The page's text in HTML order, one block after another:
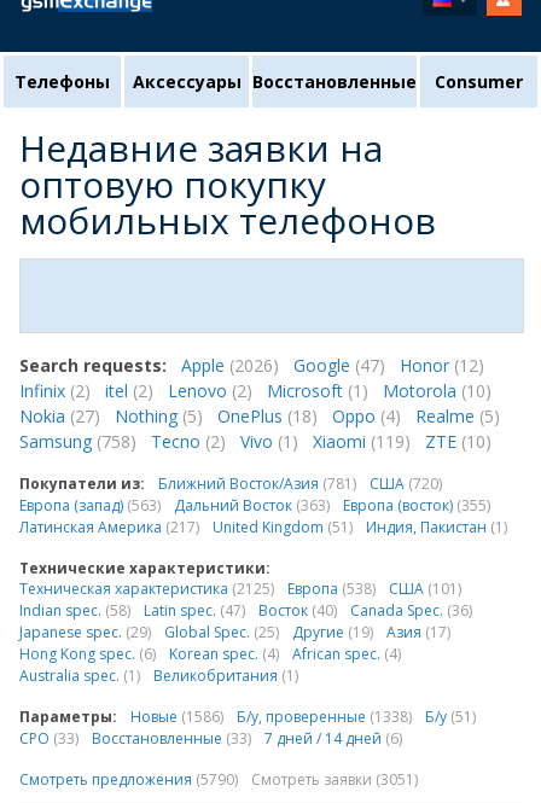
Телефоны Аксессуары Восстановленные Consumer
Недавние заявки на
оптовую покупку
мобильных телефонов
Search requests: Apple (2026) Google (47) Honor (12)
Infinix (2) itel (2) Lenovo (2) Microsoft (1) Motorola (10)
Nokia (27) Nothing (5) OnePlus (18) Oppo (4) Realme (5)
Samsung (758) Tecno (2) Vivo (1) Xiaomi (119) ZTE (10)
Покупатели из: Ближний Восток/Азия (781) США (720)
Европа (запад) (563) Дальний Восток (363) Европа (восток) (355)
Латинская Америка (217) United Kingdom (51) Индия, Пакистан (1)
Технические характеристики:
Техническая характеристика (2125) Европа (538) США (101)
Indian spec. (58) Latin spec. (47) Восток (40) Canada Spec. (36)
Japanese spec. (29) Global Spec. (25) Другие (19) Азия (17)
Hong Kong spec. (6) Korean spec. (4) African spec. (4)
Australia spec. (1) Великобритания (1)
Параметры:
Новые (1586) Б/у, проверенные (1338) Б/у (51)
CPO (33) Восстановленные (33) 7 дней / 14 дней (6)
Смотреть предложения (5790) Смотреть заявки (3051)